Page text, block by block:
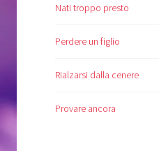
Nati troppo presto
Perdere un figlio
Rialzarsi dalla cenere
Provare ancora